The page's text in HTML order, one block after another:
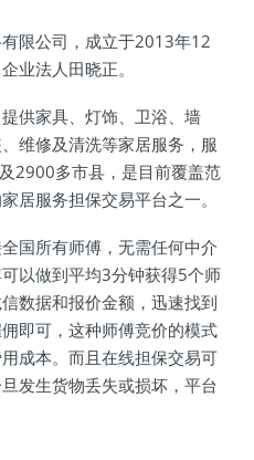
限公司，成立于2013年12
业法人田晓正。
供家具、灯饰、卫浴、墙
维修及清洗等家居服务，服
2900多市县，是目前覆盖范
居服务担保交易平台之一。
国所有师傅，无需任何中介
以做到平均3分钟获得5个师
数据和报价金额，迅速找到
即可，这种师傅竞价的模式
成本。而且在线担保交易可
发生货物丢失或损坏，平台